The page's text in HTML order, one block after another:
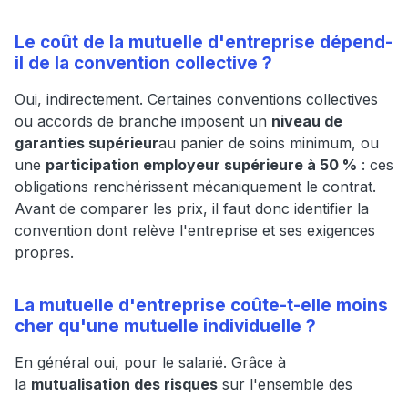
Le coût de la mutuelle d'entreprise dépend-
il de la convention collective ?
Oui, indirectement. Certaines conventions collectives
ou accords de branche imposent un niveau de
garanties supérieurau panier de soins minimum, ou
une participation employeur supérieure à 50 % : ces
obligations renchérissent mécaniquement le contrat.
Avant de comparer les prix, il faut donc identifier la
convention dont relève l'entreprise et ses exigences
propres.
La mutuelle d'entreprise coûte-t-elle moins
cher qu'une mutuelle individuelle ?
En général oui, pour le salarié. Grâce à
la mutualisation des risques sur l'ensemble des